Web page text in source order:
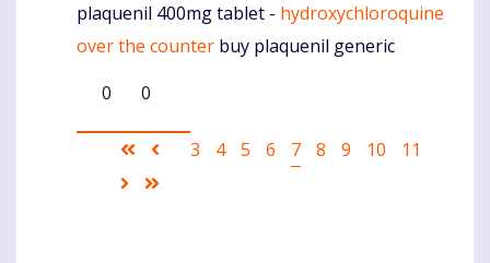
Komentaras
plaquenil 400mg tablet - hydroxychloroquine
over the counter buy plaquenil generic
0
0
Pagination
First
page
Ankstesnis
Puslapis
3 Puslapis
4 Puslapis
5 Puslapis
6
Current
7 Puslapis
8 Puslapis
9 Puslapis
10 Puslapis
11
Sekantis